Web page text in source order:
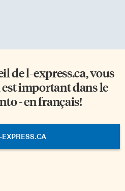
del-express.ca, vous
important dans le
- en français!